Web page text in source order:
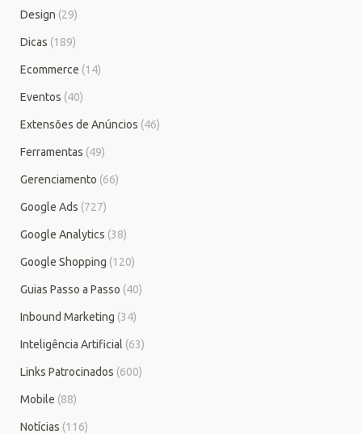
Design (29)
Dicas (189)
Ecommerce (14)
Eventos (40)
Extensões de Anúncios (46)
Ferramentas (49)
Gerenciamento (66)
Google Ads (727)
Google Analytics (38)
Google Shopping (120)
Guias Passo a Passo (40)
Inbound Marketing (34)
Inteligência Artificial (63)
Links Patrocinados (600)
Mobile (88)
Notícias (116)